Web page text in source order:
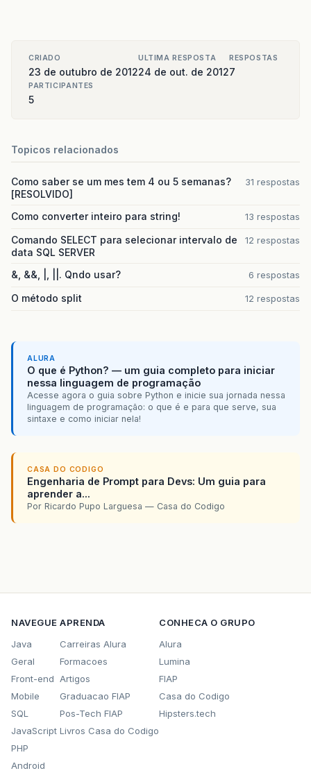
CRIADO
23 de outubro de 2012
ULTIMA RESPOSTA
24 de out. de 2012
RESPOSTAS
7
PARTICIPANTES
5
Topicos relacionados
Como saber se um mes tem 4 ou 5 semanas?
[RESOLVIDO]
31 respostas
Como converter inteiro para string! 13 respostas
Comando SELECT para selecionar intervalo de
data SQL SERVER
12 respostas
&, &&, |, ||. Qndo usar? 6 respostas
O método split 12 respostas
ALURA
O que é Python? — um guia completo para iniciar
nessa linguagem de programação
Acesse agora o guia sobre Python e inicie sua jornada nessa
linguagem de programação: o que é e para que serve, sua
sintaxe e como iniciar nela!
CASA DO CODIGO
Engenharia de Prompt para Devs: Um guia para
aprender a...
Por Ricardo Pupo Larguesa — Casa do Codigo
NAVEGUE
Java
Geral
Front-end
Mobile
SQL
JavaScript
PHP
Android
APRENDA
Carreiras Alura
Formacoes
Artigos
Graduacao FIAP
Pos-Tech FIAP
Livros Casa do Codigo
CONHECA O GRUPO
Alura
Lumina
FIAP
Casa do Codigo
Hipsters.tech